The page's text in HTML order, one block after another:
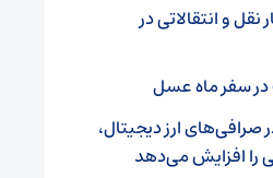
نقل و انتقالاتی در
در سفر ماه عسل
صرافی‌های ارز دیجیتال،
را افزایش می‌دهد